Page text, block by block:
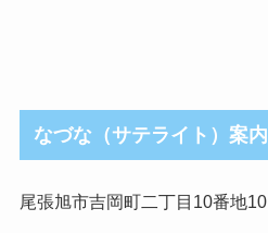
なづな（サテライト）案内
尾張旭市吉岡町二丁目10番地10